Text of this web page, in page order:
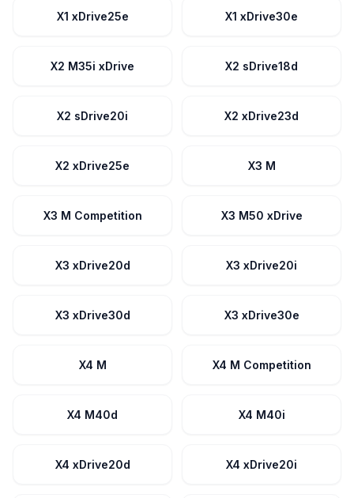
X1 xDrive25e X1 xDrive30e
X2 M35i xDrive X2 sDrive18d
X2 sDrive20i X2 xDrive23d
X2 xDrive25e X3 M
X3 M Competition X3 M50 xDrive
X3 xDrive20d X3 xDrive20i
X3 xDrive30d X3 xDrive30e
X4 M X4 M Competition
X4 M40d X4 M40i
X4 xDrive20d X4 xDrive20i